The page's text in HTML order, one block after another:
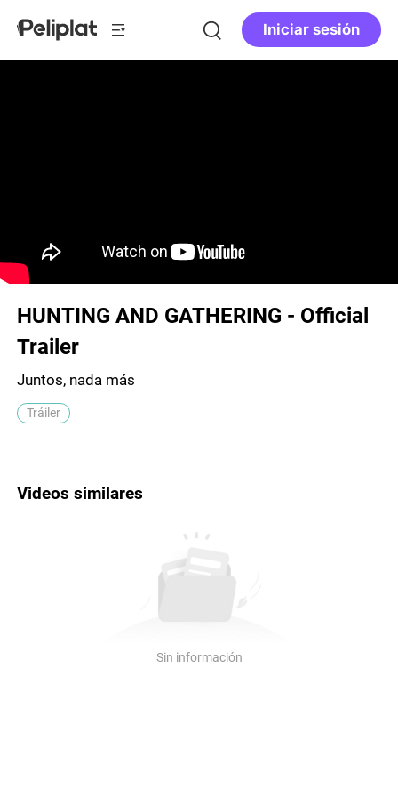
Iniciar sesión
HUNTING AND GATHERING - Official
Trailer
Juntos, nada más
Tráiler
Videos similares
Sin información